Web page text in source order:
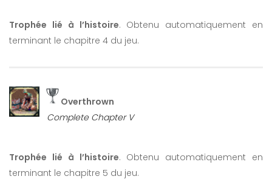
Trophée lié à l’histoire. Obtenu automatiquement en
terminant le chapitre 4 du jeu.
Overthrown
Complete Chapter V
Trophée lié à l’histoire. Obtenu automatiquement en
terminant le chapitre 5 du jeu.